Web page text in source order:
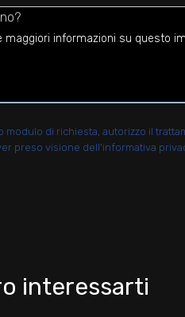
di richiesta, autorizzo il
preso visione dell'informativa
interessarti